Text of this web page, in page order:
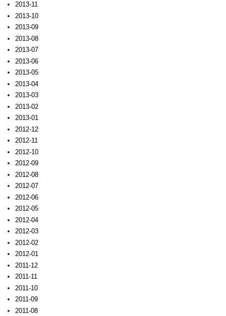
2013-11
2013-10
2013-09
2013-08
2013-07
2013-06
2013-05
2013-04
2013-03
2013-02
2013-01
2012-12
2012-11
2012-10
2012-09
2012-08
2012-07
2012-06
2012-05
2012-04
2012-03
2012-02
2012-01
2011-12
2011-11
2011-10
2011-09
2011-08